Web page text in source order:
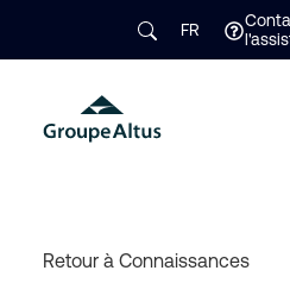
FR
Retour à Connaissances